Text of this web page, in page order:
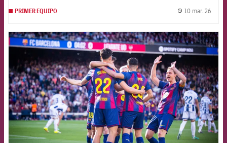
PRIMER EQUIPO 10 mar. 26
FCB Barcelona badge